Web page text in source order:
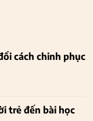
cách chinh phục
trẻ đến bài học